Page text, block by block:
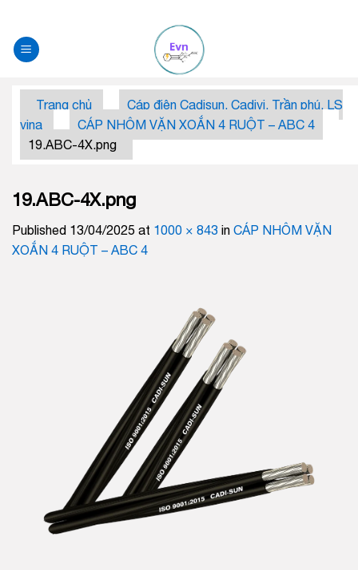
Trang chủ
Cáp điện Cadisun, Cadivi, Trần phú, LS
vina
CÁP NHÔM VẶN XOẮN 4 RUỘT – ABC 4
19.ABC-4X.png
19.ABC-4X.png
Published 13/04/2025 at 1000 × 843 in CÁP NHÔM VẶN
XOẮN 4 RUỘT – ABC 4